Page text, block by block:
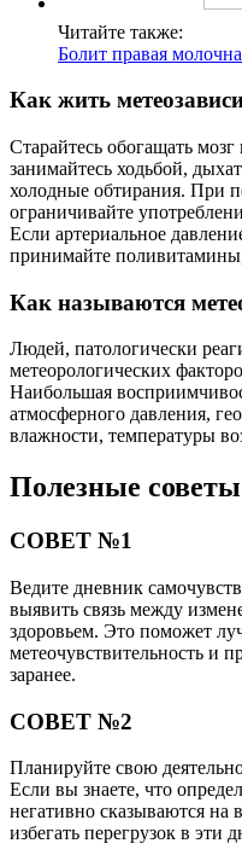
Читайте также:
Болит правая
Как жить
Старайтесь обогащать
занимайтесь ходьбой,
холодные обтирания. При
ограничивайте
Если артериальное
принимайте
Как называются
Людей, патологически
метеорологических
Наибольшая
атмосферного давления,
влажности, температуры
Полезные советы
СОВЕТ №1
Ведите дневник
выявить связь между
здоровьем. Это поможет
метеочувствительность и
заранее.
СОВЕТ №2
Планируйте свою
Если вы знаете, что
негативно сказываются на
избегать перегрузок в эти